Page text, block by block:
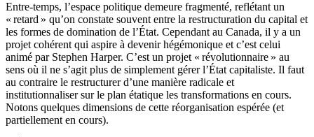
Entre-temps, l’espace politique demeure fragmenté, reflétant un
« retard » qu’on constate souvent entre la restructuration du capital et
les formes de domination de l’État. Cependant au Canada, il y a un
projet cohérent qui aspire à devenir hégémonique et c’est celui
animé par Stephen Harper. C’est un projet « révolutionnaire » au
sens où il ne s’agit plus de simplement gérer l’État capitaliste. Il faut
au contraire le restructurer d’une manière radicale et
institutionnaliser sur le plan étatique les transformations en cours.
Notons quelques dimensions de cette réorganisation espérée (et
partiellement en cours).